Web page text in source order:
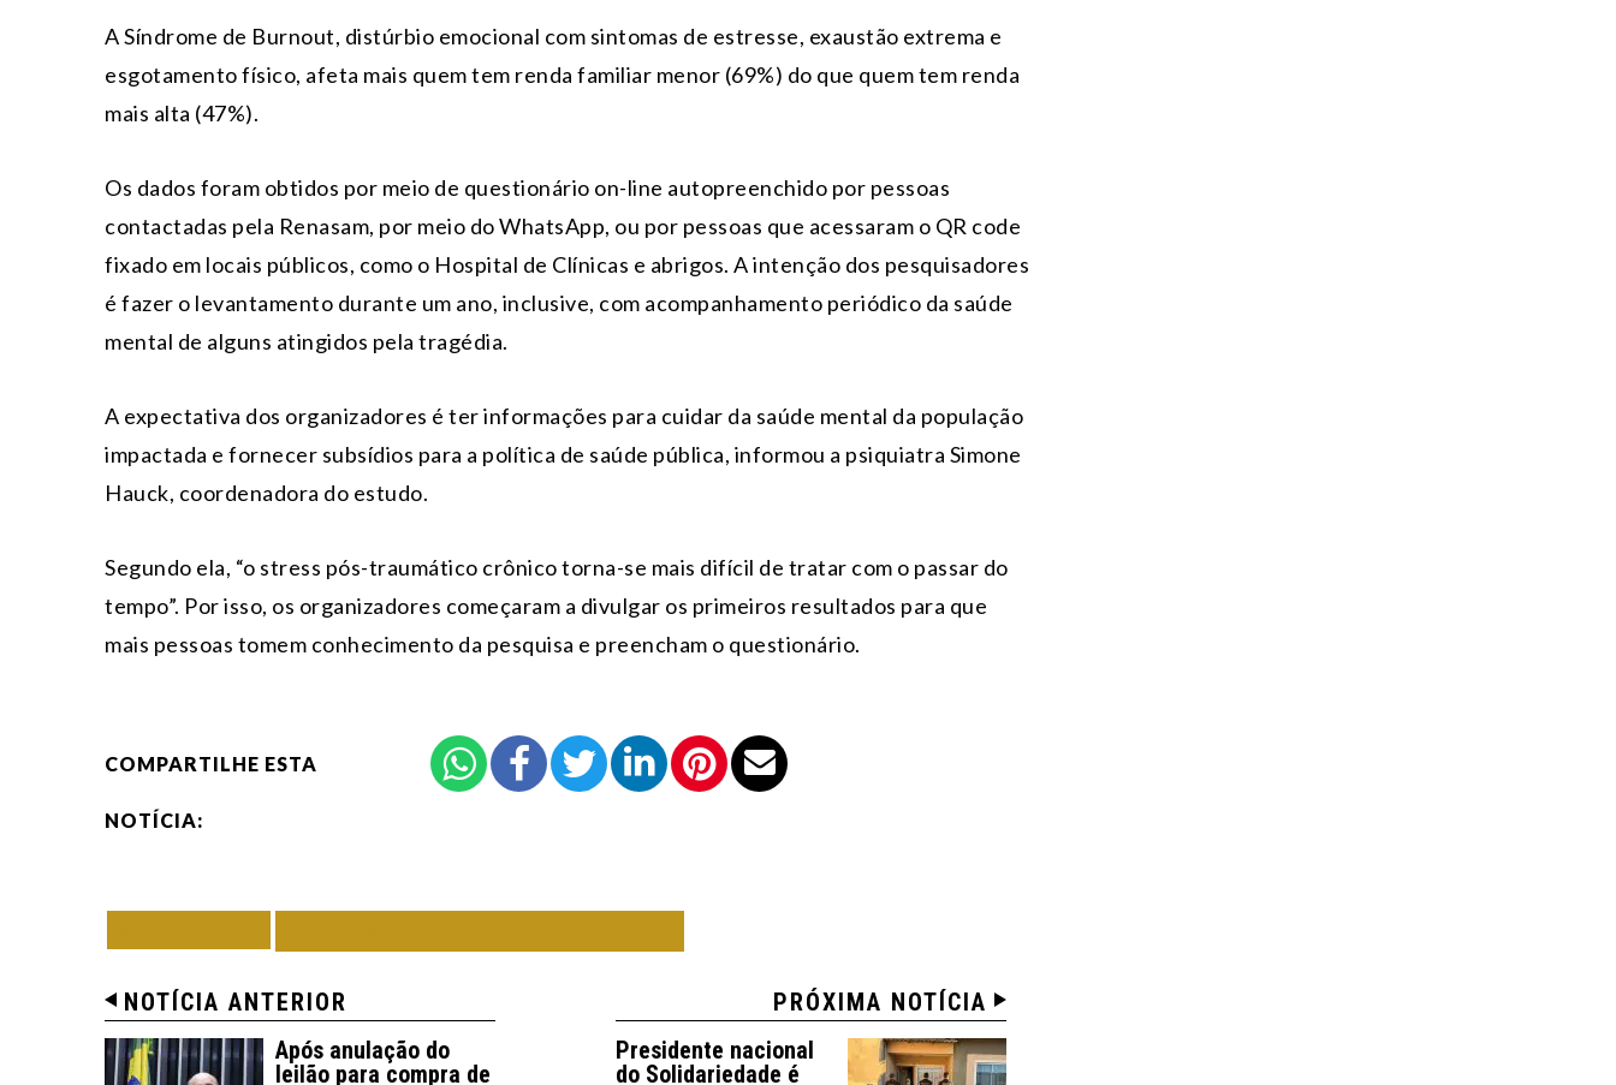
A Síndrome de Burnout, distúrbio emocional com sintomas de estresse, exaustão extrema e
esgotamento físico, afeta mais quem tem renda familiar menor (69%) do que quem tem renda
mais alta (47%).
Os dados foram obtidos por meio de questionário on-line autopreenchido por pessoas
contactadas pela Renasam, por meio do WhatsApp, ou por pessoas que acessaram o QR code
fixado em locais públicos, como o Hospital de Clínicas e abrigos. A intenção dos pesquisadores
é fazer o levantamento durante um ano, inclusive, com acompanhamento periódico da saúde
mental de alguns atingidos pela tragédia.
A expectativa dos organizadores é ter informações para cuidar da saúde mental da população
impactada e fornecer subsídios para a política de saúde pública, informou a psiquiatra Simone
Hauck, coordenadora do estudo.
Segundo ela, “o stress pós-traumático crônico torna-se mais difícil de tratar com o passar do
tempo”. Por isso, os organizadores começaram a divulgar os primeiros resultados para que
mais pessoas tomem conhecimento da pesquisa e preencham o questionário.
COMPARTILHE ESTA
NOTÍCIA:
NOTÍCIA ANTERIOR
Após anulação do
leilão para compra de
PRÓXIMA NOTÍCIA
Presidente nacional
do Solidariedade é